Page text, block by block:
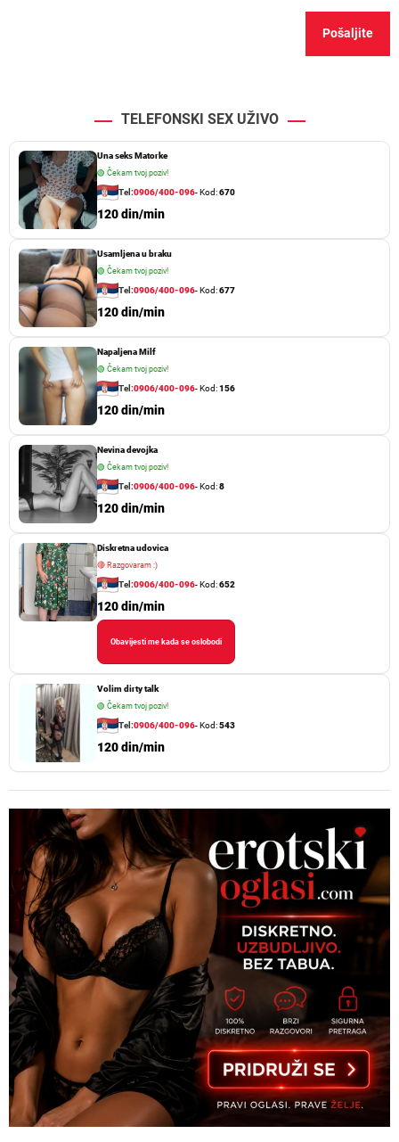
TELEFONSKI SEX UŽIVO
Una seks Matorke
🟢 Čekam tvoj poziv!
Tel:0906/400-096- Kod:670
120 din/min
Usamljena u braku
🟢 Čekam tvoj poziv!
Tel:0906/400-096- Kod:677
120 din/min
Napaljena Milf
🟢 Čekam tvoj poziv!
Tel:0906/400-096- Kod:156
120 din/min
Nevina devojka
🟢 Čekam tvoj poziv!
Tel:0906/400-096- Kod:8
120 din/min
Diskretna udovica
🔴Razgovaram :)
Tel:0906/400-096- Kod:652
120 din/min
Obavijesti me kada se oslobodi
Volim dirty talk
🟢 Čekam tvoj poziv!
Tel:0906/400-096- Kod:543
120 din/min